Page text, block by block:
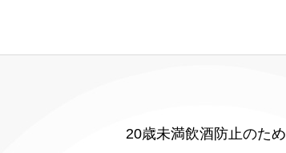
20歳未満飲酒防止のため